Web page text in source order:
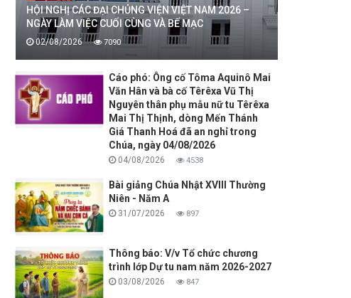
HỘI NGHỊ CÁC ĐẠI CHỦNG VIỆN VIỆT NAM 2026 –
NGÀY LÀM VIỆC CUỐI CÙNG VÀ BẾ MẠC
02/08/2026 7090
Cáo phó: Ông cố Tôma Aquinô Mai
Văn Hân và bà cố Têrêxa Vũ Thị
Nguyên thân phụ mẫu nữ tu Têrêxa
Mai Thị Thịnh, dòng Mến Thánh
Giá Thanh Hoá đã an nghỉ trong
Chúa, ngày 04/08/2026
04/08/2026 4538
Bài giảng Chúa Nhật XVIII Thường
Niên - Năm A
31/07/2026 897
Thông báo: V/v Tổ chức chương
trình lớp Dự tu nam năm 2026-2027
03/08/2026 847